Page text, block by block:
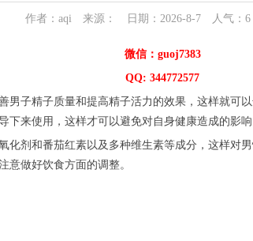
作者：aqi 来源： 日期：2026-8-7 人气： 6
微信：guoj7383
QQ: 344772577
男子精子质量和提高精子活力的效果，这样就可
下来使用，这样才可以避免对自身健康造成的影
化剂和番茄红素以及多种维生素等成分，这样对
意做好饮食方面的调整。